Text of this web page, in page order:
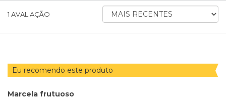
1 AVALIAÇÃO
ORDENAR
AVALIAÇÕES
Eu recomendo este produto
Marcela frutuoso